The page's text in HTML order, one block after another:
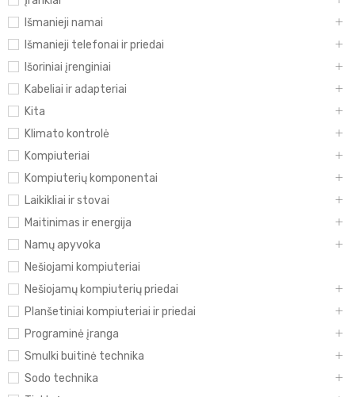
Išmanieji namai
Išmanieji telefonai ir priedai
Išoriniai įrenginiai
Kabeliai ir adapteriai
Kita
Klimato kontrolė
Kompiuteriai
Kompiuterių komponentai
Laikikliai ir stovai
Maitinimas ir energija
Namų apyvoka
Nešiojami kompiuteriai
Nešiojamų kompiuterių priedai
Planšetiniai kompiuteriai ir priedai
Programinė įranga
Smulki buitinė technika
Sodo technika